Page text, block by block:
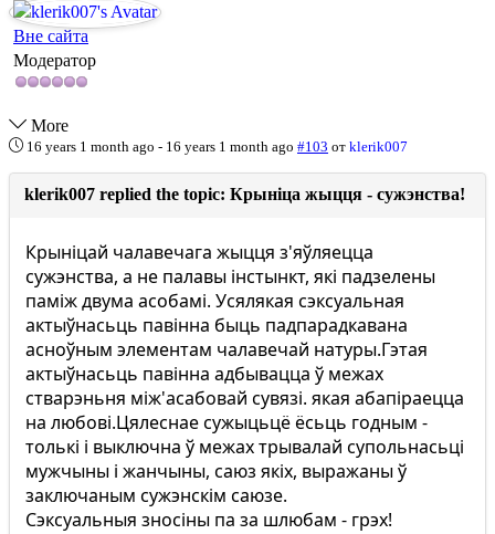
Вне сайта
Модератор
More
16 years 1 month ago - 16 years 1 month ago #103 от klerik007
klerik007 replied the topic: Крыніца жыцця - сужэнства!
Крыніцай чалавечага жыцця з'яўляецца
сужэнства, а не палавы інстынкт, які падзелены
паміж двума асобамі. Усялякая сэксуальная
актыўнасьць павінна быць падпарадкавана
асноўным элементам чалавечай натуры.Гэтая
актыўнасьць павінна адбывацца ў межах
стварэньня між'асабовай сувязі. якая абапіраецца
на любові.Цялеснае сужыцьцё ёсьць годным -
толькі і выключна ў межах трывалай супольнасьці
мужчыны і жанчыны, саюз якіх, выражаны ў
заключаным сужэнскім саюзе.
Сэксуальныя зносіны па за шлюбам - грэх!